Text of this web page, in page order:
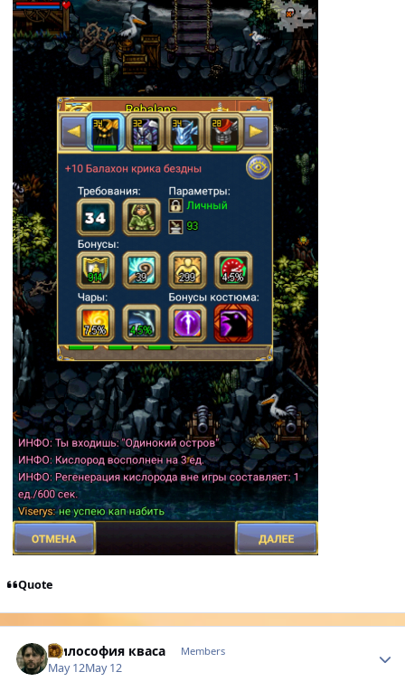
Quote
Философия кваса Members
May 12May 12